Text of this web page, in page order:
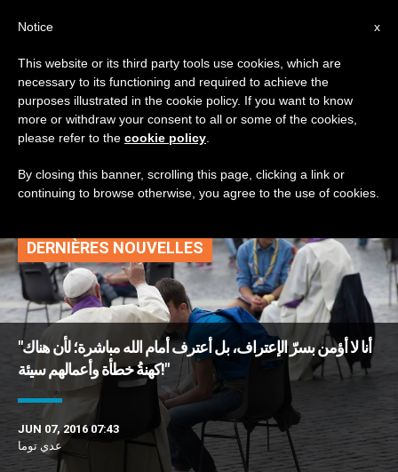
TAG
Posts Tagged ‘لماذا
نعترف’
DERNIÈRES NOUVELLES
"أنا لا أؤمن بسرّ الإعتراف، بل أعترف أمام الله مباشرة؛ لأن هناك
كهنةُ خطأة وأعمالهم سيئة!"
JUN 07, 2016 07:43
عدي توما
x
Notice
This website or its third party tools use cookies, which are
necessary to its functioning and required to achieve the
purposes illustrated in the cookie policy. If you want to know
more or withdraw your consent to all or some of the cookies,
please refer to the cookie policy
By closing this banner, scrolling this page, clicking a link or
continuing to browse otherwise, you agree to the use of cookies.